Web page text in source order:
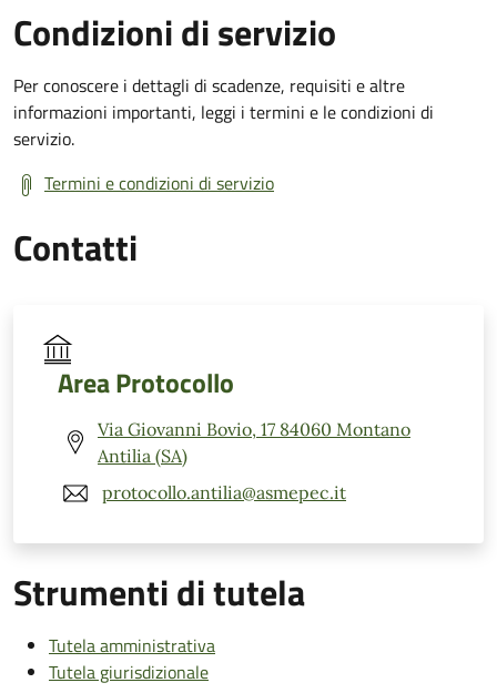
Condizioni di servizio
Per conoscere i dettagli di scadenze, requisiti e altre
informazioni importanti, leggi i termini e le condizioni di
servizio.
Termini e condizioni di servizio
Contatti
Area Protocollo
Via Giovanni Bovio, 17 84060 Montano
Antilia (SA)
protocollo.antilia@asmepec.it
Strumenti di tutela
Tutela amministrativa
Tutela giurisdizionale